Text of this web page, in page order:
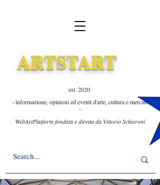
ARTSTART
est. 2020 ​
- informazione, opinioni ed eventi d'arte, cultura e mercato
-
WebArtPlatform fondata e diretta da Vittorio Schieroni